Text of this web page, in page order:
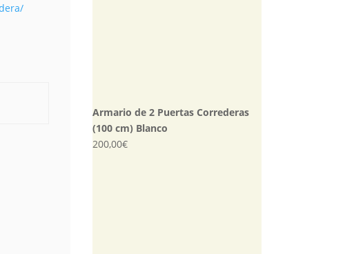
Armario de 2 Puertas Correderas
(100 cm) Blanco
200,00€